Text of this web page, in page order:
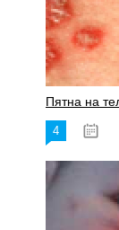
Пятна на
4